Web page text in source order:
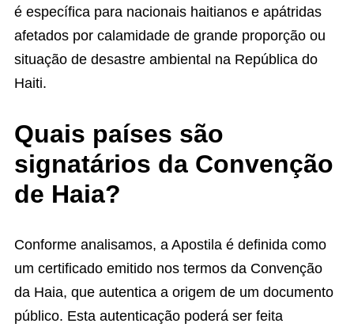
é específica para nacionais haitianos e apátridas
afetados por calamidade de grande proporção ou
situação de desastre ambiental na República do
Haiti.
Quais países são
signatários da Convenção
de Haia?
Conforme analisamos, a Apostila é definida como
um certificado emitido nos termos da Convenção
da Haia, que autentica a origem de um documento
público. Esta autenticação poderá ser feita